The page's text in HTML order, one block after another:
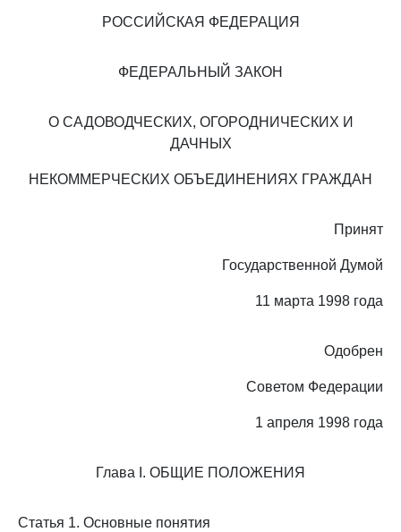
РОССИЙСКАЯ ФЕДЕРАЦИЯ
ФЕДЕРАЛЬНЫЙ ЗАКОН
О САДОВОДЧЕСКИХ, ОГОРОДНИЧЕСКИХ И
ДАЧНЫХ
НЕКОММЕРЧЕСКИХ ОБЪЕДИНЕНИЯХ ГРАЖДАН
Принят
Государственной Думой
11 марта 1998 года
Одобрен
Советом Федерации
1 апреля 1998 года
Глава I. ОБЩИЕ ПОЛОЖЕНИЯ
Статья 1. Основные понятия